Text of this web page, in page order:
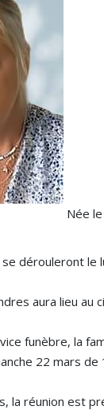
Née
dérouleront le
aura lieu au
funèbre, la
22 mars de
la réunion est